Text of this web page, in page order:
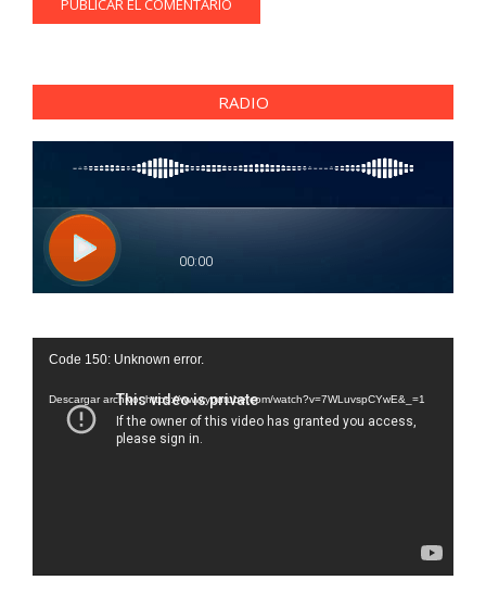
RADIO
Reproductor
vídeo
Code 150: Unknown error.
Descargar archivo: https://www.youtube.com/watch?v=7WLuvspCYwE&_=1